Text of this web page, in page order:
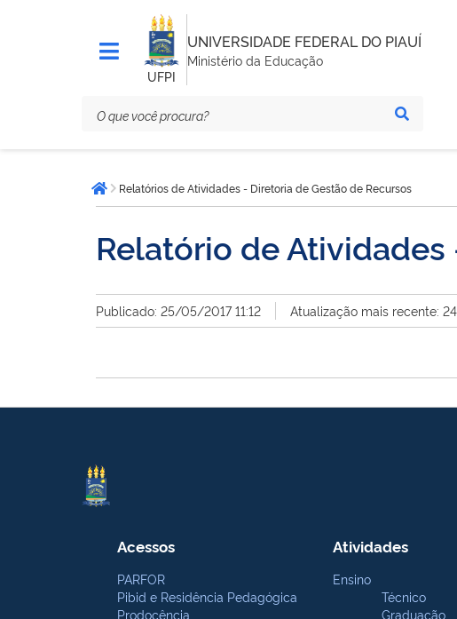
UFPI
UNIVERSIDADE FEDERAL DO PIAUÍ
Ministério da Educação
está
aqui:Página inicial
Relatórios de Atividades - Diretoria de Gestão de Recursos
Relatório de
Publicado: 25/05/2017 11:12 Atualização mais recente:
Acessos
PARFOR
Pibid e Residência Pedagógica
Prodocência
Atividades
Ensino
Técnico
Graduação